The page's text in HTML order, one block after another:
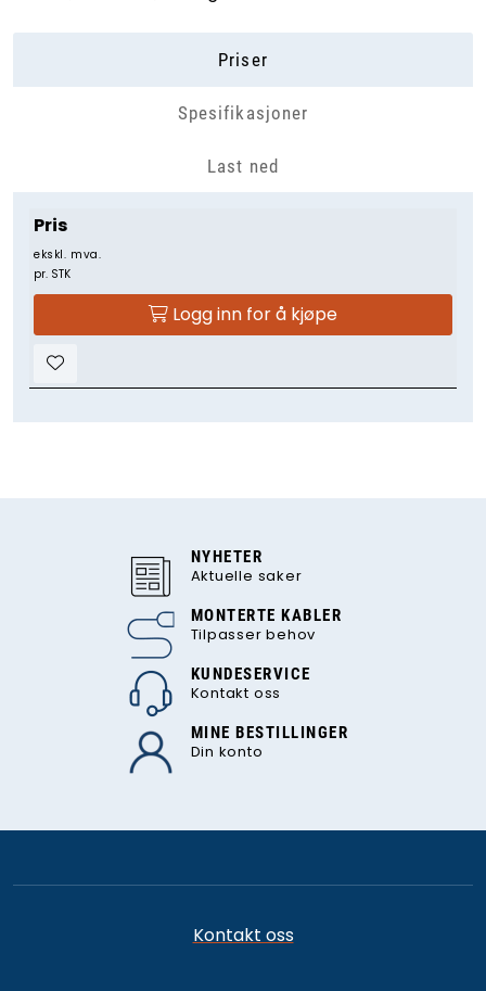
Priser
Spesifikasjoner
Last ned
Pris
ekskl. mva.
pr. STK
Logg inn for å kjøpe
NYHETER
Aktuelle saker
MONTERTE KABLER
Tilpasser behov
KUNDESERVICE
Kontakt oss
MINE BESTILLINGER
Din konto
Kontakt oss